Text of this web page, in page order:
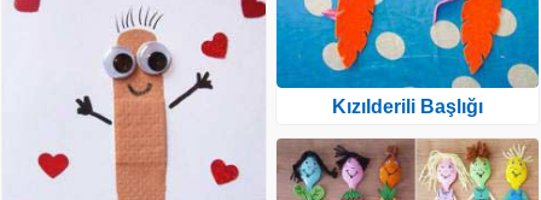
Kızılderili Başlığı